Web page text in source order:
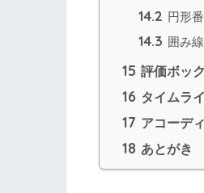
14.2 円形
14.3 囲み
15 評価ボッ
16 タイムラ
17 アコーデ
18 あとがき